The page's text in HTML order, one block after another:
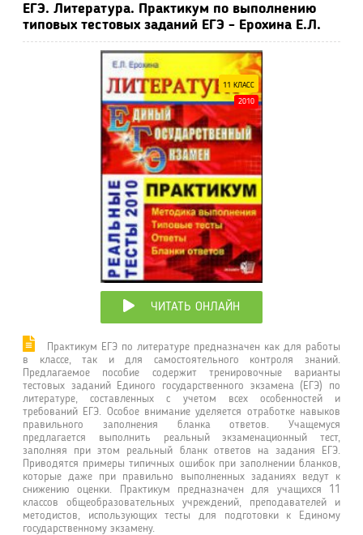
ЕГЭ. Литература. Практикум по выполнению
типовых тестовых заданий ЕГЭ - Ерохина Е.Л.
11 КЛАСС
2010
ЧИТАТЬ ОНЛАЙН
Практикум ЕГЭ по литературе предназначен как для работы
в классе, так и для самостоятельного контроля знаний.
Предлагаемое пособие содержит тренировочные варианты
тестовых заданий Единого государственного экзамена (ЕГЭ) по
литературе, составленных с учетом всех особенностей и
требований ЕГЭ. Особое внимание уделяется отработке навыков
правильного заполнения бланка ответов. Учащемуся
предлагается выполнить реальный экзаменационный тест,
заполняя при этом реальный бланк ответов на задания ЕГЭ.
Приводятся примеры типичных ошибок при заполнении бланков,
которые даже при правильно выполненных заданиях ведут к
снижению оценки. Практикум предназначен для учащихся 11
классов общеобразовательных учреждений, преподавателей и
методистов, использующих тесты для подготовки к Единому
государственному экзамену.